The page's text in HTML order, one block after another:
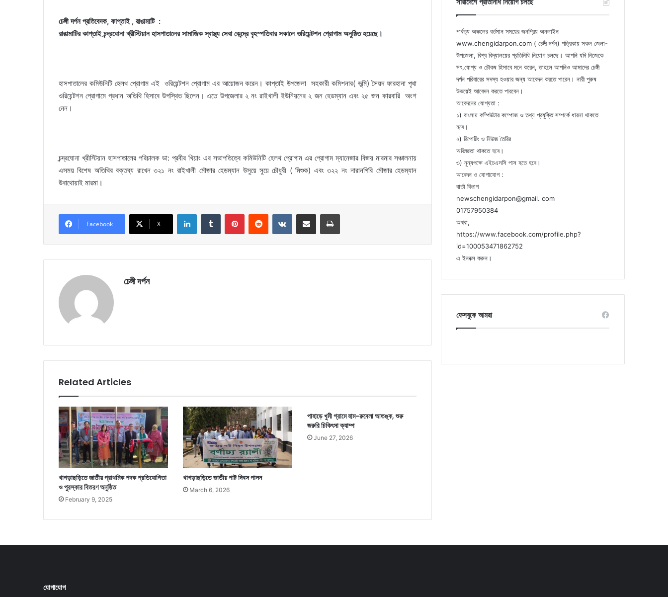
চেঙ্গী দর্পন প্রতিবেদক, কাপ্তাই , রাঙামাটি :
রাঙামাটির কাপ্তাই চন্দ্রঘোনা খ্রীস্টিয়ান হাসপাতালের সামাজিক স্বাস্থ্য সেবা কেন্দ্রে বৃহস্পতিবার সকালে ওরিয়েন্টশন প্রোগাম অনুষ্ঠিত হয়েছে।
হাসপাতালের কমিউনিটি হেলথ প্রোগাম এই ওরিয়েন্টশন প্রোগাম এর আয়োজন করেন। কাপ্তাই উপজেলা সহকারী কমিশনার( ভূমি) সৈয়দ ফারহানা পৃথা
ওরিয়েন্টশন প্রোগামে প্রধান অতিথি হিসাবে উপস্থিত ছিলেন। এতে উপজেলার ২ নং রাইখালী ইউনিয়নের ২ জন হেডম্যান এবং ২৫ জন কারবারি অংশ
নেন।
চন্দ্রঘোনা খ্রীস্টিয়ান হাসপাতালের পরিচালক ডা: প্রবীর খিয়াং এর সভাপতিত্বে কমিউনিটি হেলথ প্রোগাম এর প্রোগাম ম্যানেজার বিজয় মারমার সঞ্চালনায়
এসময় বিশেষ অতিথির বক্তব্য রাখেন ৩২১ নং রাইখালী মৌজার হেডম্যান উসুয়ে সুয়ে চৌধুরী ( মিশুক) এবং ৩২২ নং নারানগিরি মৌজার হেডম্যান
উবাথোয়াই মারমা।
Facebook X
LinkedInTumblr PinterestReddit VKontakteShare via Email Print
চেঙ্গী দর্পন
Related Articles
খাগড়াছড়িতে জাতীয় প্রাথমিক পদক প্রতিযোগিতা
ও পুরস্কার বিতরণ অনুষ্ঠিত
February 9, 2025
খাগড়াছড়িতে জাতীয় পাট দিবস পালন
March 6, 2026
পাহাড়ে খুমী গ্রামে হাম-রুবেলা আতঙ্ক, শুরু
জরুরি চিকিৎসা ক্যাম্প
June 27, 2026
পার্বত্য অঞ্চলের বর্তমান সময়ের জনপ্রিয় অনলাইন
www.chengidarpon.com ( চেঙ্গী দর্পন) পত্রিকায় সকল জেলা-
উপজেলা, বিশ্ব বিদ্যালয়ের প্রতিনিধি নিয়োগ চলছে। আপনি যদি নিজেকে
সৎ,যোগ্য ও চৌকষ হিসাবে মনে করেন, তাহলে আপনিও আমাদের চেঙ্গী
দর্পন পরিবারের সদস্য হওয়ার জন্য আবেদন করতে পারেন। নারী পুরুষ
উভয়েই আবেদন করতে পারবেন।
আবেদনের যোগ্যতা :
১) বাংলায় কম্পিউটার কম্পোজ ও তথ্য প্রযুক্তি সম্পর্কে ধারনা থাকতে
হবে।
২) রিপোটিং ও নিউজ তৈরির
অভিজ্ঞতা থাকতে হবে।
৩) নুন্যপক্ষে এইচএসসি পাস হতে হবে।
আবেদন ও যোগাযোগ :
বার্তা বিভাগ
newschengidarpon@gmail. com
01757950384
অথবা,
https://www.facebook.com/profile.php?
id=100053471862752
এ ইনবক্স করুন।
ফেসবুকে আমরা
যোগাযোগ